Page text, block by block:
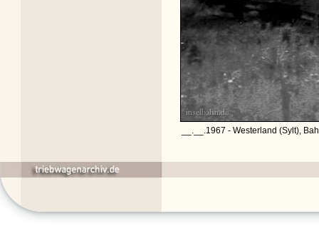
__.__.1967 - Westerland (Sylt),